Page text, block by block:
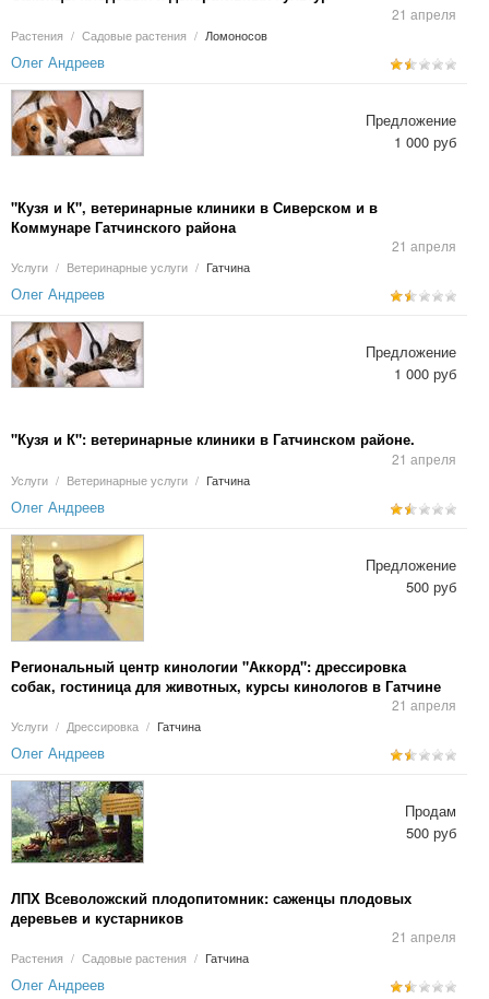
21 апреля
Растения / Садовые растения / Ломоносов
Олег Андреев
"Кузя и К", ветеринарные клиники в Сиверском и в
Коммунаре Гатчинского района
21 апреля
Услуги / Ветеринарные услуги / Гатчина
Предложение
1 000 руб
Олег Андреев
"Кузя и К": ветеринарные клиники в Гатчинском районе.
21 апреля
Услуги / Ветеринарные услуги / Гатчина
Предложение
1 000 руб
Олег Андреев
Региональный центр кинологии "Аккорд": дрессировка
собак, гостиница для животных, курсы кинологов в Гатчине
21 апреля
Услуги / Дрессировка / Гатчина
Предложение
500 руб
Олег Андреев
ЛПХ Всеволожский плодопитомник: саженцы плодовых
деревьев и кустарников
21 апреля
Растения / Садовые растения / Гатчина
Продам
500 руб
Олег Андреев